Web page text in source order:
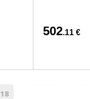
502.11 €
18